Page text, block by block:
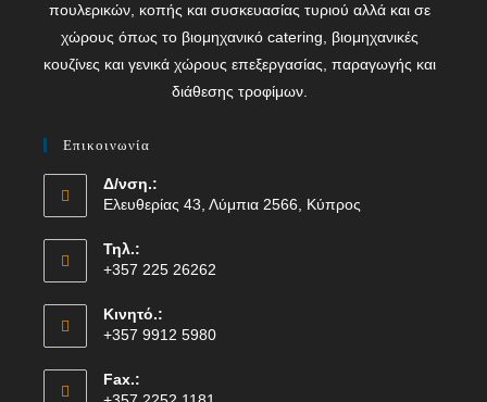
πουλερικών, κοπής και συσκευασίας τυριού αλλά και σε
χώρους όπως το βιομηχανικό catering, βιομηχανικές
κουζίνες και γενικά χώρους επεξεργασίας, παραγωγής και
διάθεσης τροφίμων.
Επικοινωνία
Δ/νση.:
Ελευθερίας 43, Λύμπια 2566, Κύπρος
Τηλ.:
+357 225 26262
Κινητό.:
+357 9912 5980
Fax.: